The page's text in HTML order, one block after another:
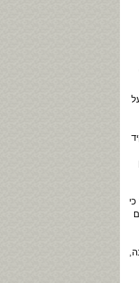
למדינה,